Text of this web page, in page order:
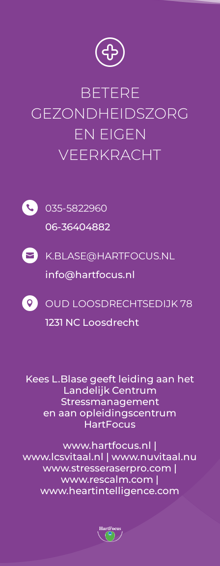
BETERE
GEZONDHEIDSZORG
EN EIGEN
VEERKRACHT

035-5822960
06-36404882

K.BLASE@HARTFOCUS.NL
info@hartfocus.nl

OUD LOOSDRECHTSEDIJK 78
1231 NC Loosdrecht
Kees L.Blase geeft leiding aan het
Landelijk Centrum
Stressmanagement
en aan opleidingscentrum
HartFocus
www.hartfocus.nl |
www.lcsvitaal.nl |www.nuvitaal.nu
www.stresseraserpro.com |
www.rescalm.com |
www.heartintelligence.com